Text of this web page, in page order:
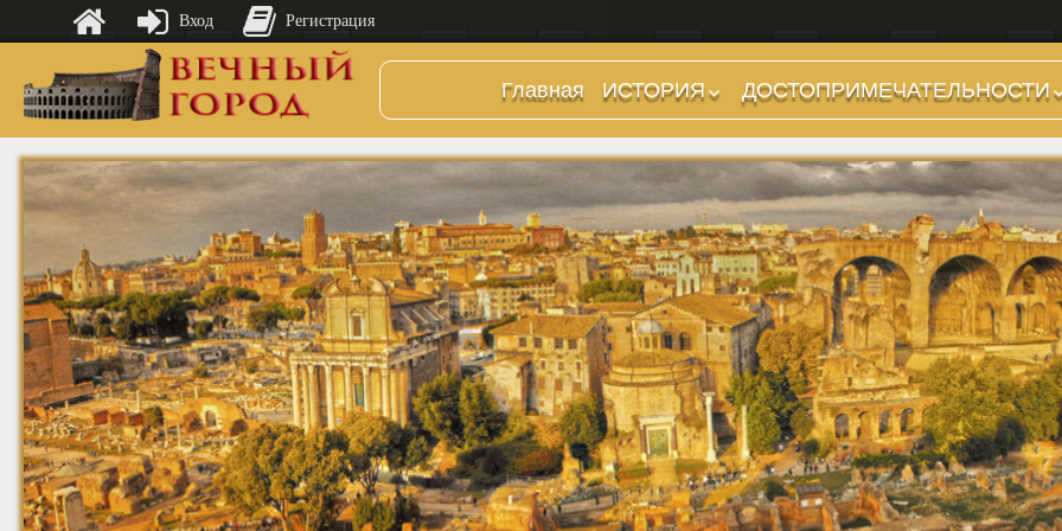
Главная
ИСТОРИЯ
Предыстория
Царский период
(753-509 гг до н.э.)
Ранняя Республика
(509-265 гг до н.э.)
Поздняя Республика
(264-27 гг до н.э.)
Империя. Принципат
(27 г до н.э. — 284 г
н.э.)
Империя. Доминат
(284-476 гг)
Темные Века. Готы
Темные Века.
Экзархат
ДОСТОПРИМЕЧАТЕЛЬНОСТИ
Холмы и остров.
Районы
Форумы, Площади,
Дороги
Стадионы, Термы
Музеи
Дохристианские
храмы
Христианские храмы,
базилики etc.
Дворцы
Арки, колонны и
обелиски
Фонтаны
Вход Регистрация